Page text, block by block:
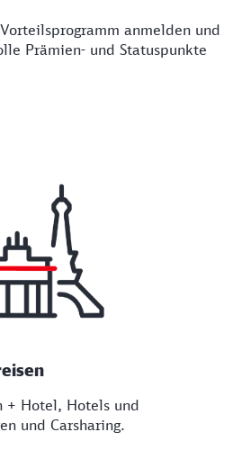
anmelden und
Prämien- und Statuspunkte
+ Hotel, Hotels und
und Carsharing.